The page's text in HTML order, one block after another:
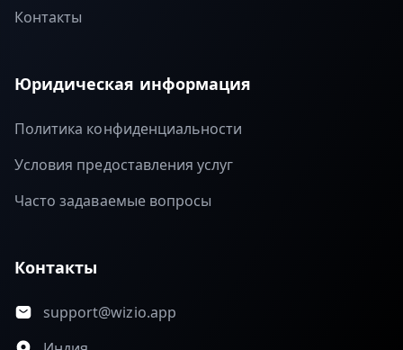
Контакты
Юридическая информация
Политика конфиденциальности
Условия предоставления услуг
Часто задаваемые вопросы
Контакты
support@wizio.app